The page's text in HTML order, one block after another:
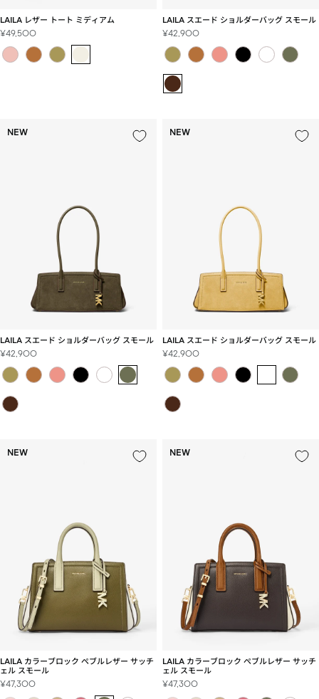
LAILA レザー トート ミディアム
セ
ー
ル
¥49,500
LAILA スエード ショルダーバッグ スモール
セ
ー
ル
格
¥42,900
NEW
LAILA スエード ショルダーバッグ スモール
セ
ー
ル
格
¥42,900
NEW
LAILA スエード ショルダーバッグ スモール
セ
ー
ル
格
¥42,900
NEW
LAILA カラーブロック ぺブルレザー サッチ
ェル スモール
セ
¥47,300
NEW
LAILA カラーブロック ぺブルレザー サッチ
ェル スモール
セ
¥47,300